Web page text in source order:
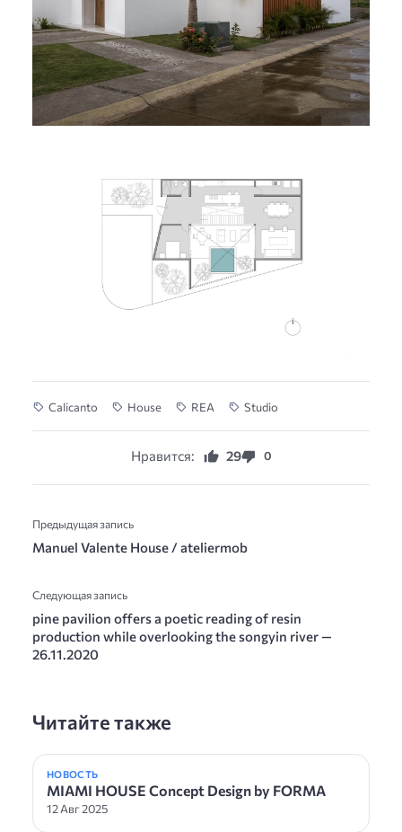
Calicanto House REA Studio
Нравится: 29 0
Предыдущая запись
Manuel Valente House / ateliermob
Следующая запись
pine pavilion offers a poetic reading of resin
production while overlooking the songyin river —
26.11.2020
Читайте также
НОВОСТЬ
MIAMI HOUSE Concept Design by FORMA
12 Авг 2025